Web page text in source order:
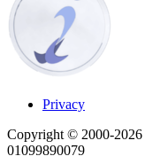
Privacy
Copyright © 2000-2026
01099890079